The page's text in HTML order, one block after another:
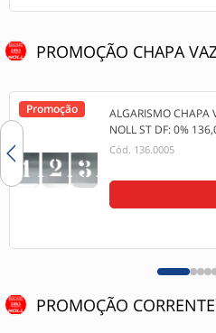
Promoção
ALGARISMO
NOLL ST DF: 0%
Cód. 136.0005